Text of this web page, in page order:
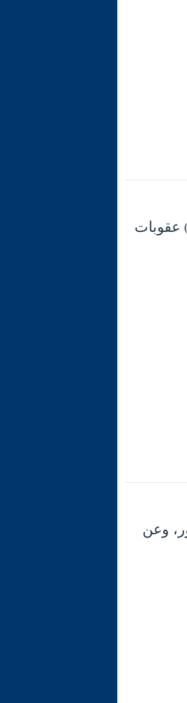
في فقه السنّة والكتاب العزيز (128) كتاب الزّكاة (5) عقوبات
وعن